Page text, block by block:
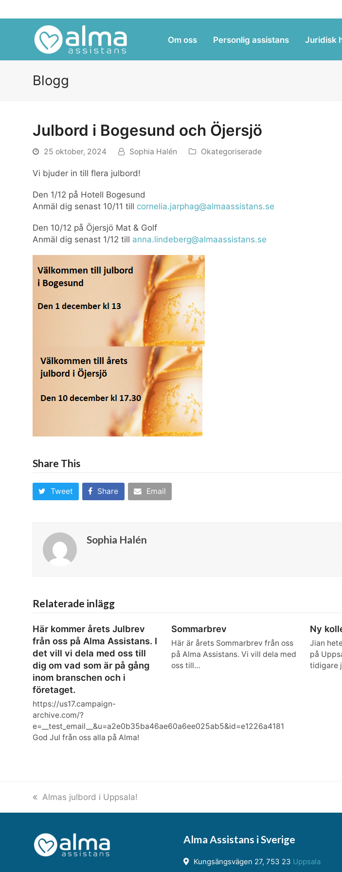
Om oss Personlig assistans Juridisk
Blogg
Julbord i Bogesund och Öjersjö
25 oktober, 2024 Sophia Halén Okategoriserade
Vi bjuder in till flera julbord!
Den 1/12 på Hotell Bogesund
Anmäl dig senast 10/11 till cornelia.jarphag@almaassistans.se
Den 10/12 på Öjersjö Mat & Golf
Anmäl dig senast 1/12 till anna.lindeberg@almaassistans.se
Share This
Tweet Share Email
Sophia Halén
Relaterade inlägg
Här kommer årets Julbrev
från oss på Alma Assistans. I
det vill vi dela med oss till
dig om vad som är på gång
inom branschen och i
företaget.
https://us17.campaign-
archive.com/?
e=__test_email__&u=a2e0b35ba46ae60a6ee025ab5&id=e1226a4181
God Jul från oss alla på Alma!
Sommarbrev
Här är årets Sommarbrev från oss
på Alma Assistans. Vi vill dela med
oss till…
Ny
Jian
på
tidigare
previous
Almas julbord i Uppsala!
Alma Assistans i Sverige
Kungsängsvägen 27, 753 23 Uppsala